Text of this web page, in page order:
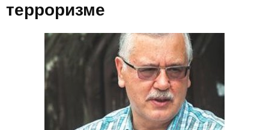
терроризме